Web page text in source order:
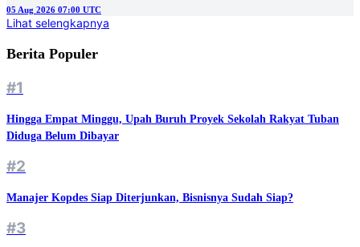
05 Aug 2026 07:00 UTC
Lihat selengkapnya
Berita Populer
#1
Hingga Empat Minggu, Upah Buruh Proyek Sekolah Rakyat Tuban
Diduga Belum Dibayar
#2
Manajer Kopdes Siap Diterjunkan, Bisnisnya Sudah Siap?
#3